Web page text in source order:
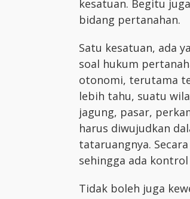
kesatuan. Begitu
bidang pertanahan.
Satu kesatuan, ada
soal hukum
otonomi, terutama
lebih tahu, suatu
jagung, pasar,
harus diwujudkan
tataruangnya.
sehingga ada
Tidak boleh juga